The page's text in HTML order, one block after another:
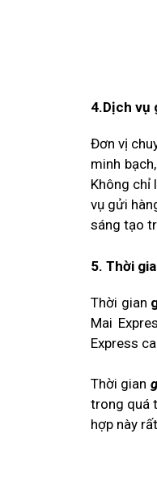
4.Dịch vụ
Đơn vị
minh
Không chỉ
vụ gửi
sáng tạo
5. Thời
Thời gian
Mai
Express
Thời gian
trong quá
hợp này